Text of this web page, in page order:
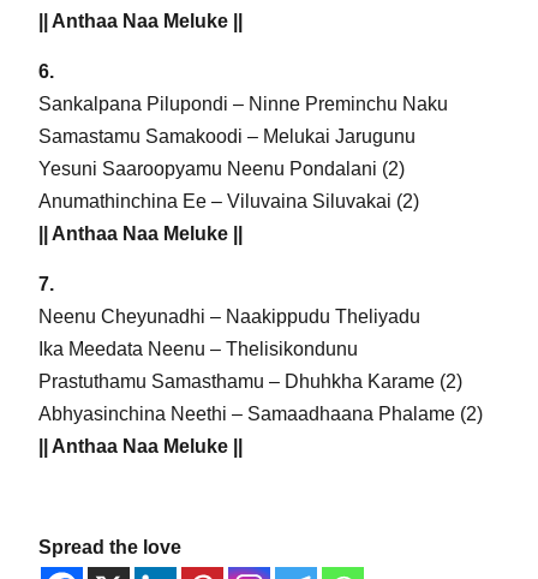
|| Anthaa Naa Meluke ||
6.
Sankalpana Pilupondi – Ninne Preminchu Naku
Samastamu Samakoodi – Melukai Jarugunu
Yesuni Saaroopyamu Neenu Pondalani (2)
Anumathinchina Ee – Viluvaina Siluvakai (2)
|| Anthaa Naa Meluke ||
7.
Neenu Cheyunadhi – Naakippudu Theliyadu
Ika Meedata Neenu – Thelisikondunu
Prastuthamu Samasthamu – Dhuhkha Karame (2)
Abhyasinchina Neethi – Samaadhaana Phalame (2)
|| Anthaa Naa Meluke ||
Spread the love